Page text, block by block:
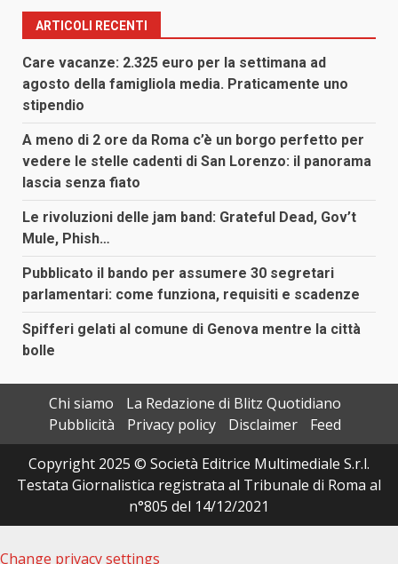
ARTICOLI RECENTI
Care vacanze: 2.325 euro per la settimana ad
agosto della famigliola media. Praticamente uno
stipendio
A meno di 2 ore da Roma c’è un borgo perfetto per
vedere le stelle cadenti di San Lorenzo: il panorama
lascia senza fiato
Le rivoluzioni delle jam band: Grateful Dead, Gov’t
Mule, Phish…
Pubblicato il bando per assumere 30 segretari
parlamentari: come funziona, requisiti e scadenze
Spifferi gelati al comune di Genova mentre la città
bolle
Chi siamo
La Redazione di Blitz Quotidiano
Pubblicità
Privacy policy Disclaimer
Feed
Copyright 2025 © Società Editrice Multimediale S.r.l.
Testata Giornalistica registrata al Tribunale di Roma al
n°805 del 14/12/2021
Change privacy settings